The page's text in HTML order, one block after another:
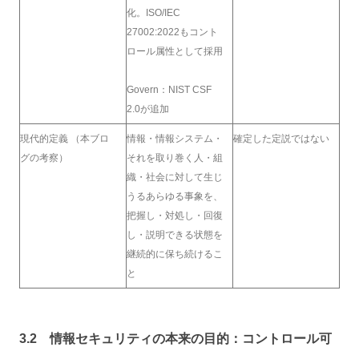
化。ISO/IEC
27002:2022もコント
ロール属性として採用
Govern：NIST CSF
2.0が追加
現代的定義 （本ブロ
グの考察）
情報・情報システム・
それを取り巻く人・組
織・社会に対して生じ
うるあらゆる事象を、
把握し・対処し・回復
し・説明できる状態を
継続的に保ち続けるこ
と
確定した定説ではない
3.2 情報セキュリティの本来の目的：コントロール可